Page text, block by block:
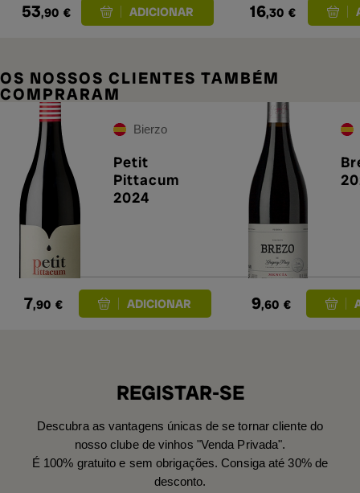
53,90 € 16,30 €
OS NOSSOS CLIENTES TAMBÉM
COMPRARAM
Bierzo
Petit
Pittacum
2024
7,90 € 9,60 €
REGISTAR-SE
Descubra as vantagens únicas de se tornar cliente do
nosso clube de vinhos "Venda Privada".
É 100% gratuito e sem obrigações. Consiga até 30% de
desconto.